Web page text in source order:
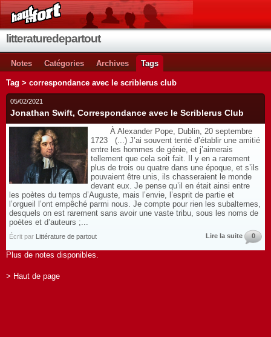
litteraturedepartout
Notes Catégories Archives Tags
Tag > correspondance avec le scriblerus club
05/02/2021
Jonathan Swift, Correspondance avec le Scriblerus Club
À Alexander Pope, Dublin, 20 septembre
1723 (...) J’ai souvent tenté d’établir une amitié
entre les hommes de génie, et j’aimerais
tellement que cela soit fait. Il y en a rarement
plus de trois ou quatre dans une époque, et s’ils
pouvaient être unis, ils chasseraient le monde
devant eux. Je pense qu’il en était ainsi entre
les poètes du temps d’Auguste, mais l’envie, l’esprit de partie et
l’orgueil l’ont empêché parmi nous. Je compte pour rien les subalternes,
desquels on est rarement sans avoir une vaste tribu, sous les noms de
poètes et d’auteurs ;...
Écrit par Littérature de partout Lire la suite 0
Plus de notes disponibles.
> Haut de page